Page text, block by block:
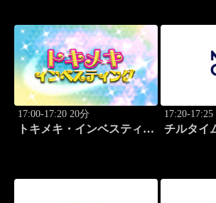
17:00-17:20 20分
トキメキ・インベスティン
17:20-17:25
チルタイ